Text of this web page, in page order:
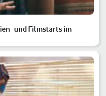
und Filmstarts im